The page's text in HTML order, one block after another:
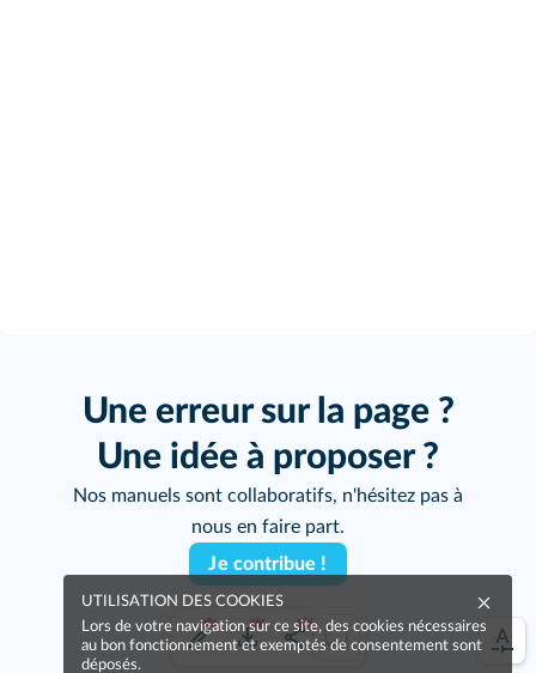
Une erreur sur la page ?
Une idée à proposer ?
Nos manuels sont collaboratifs, n'hésitez pas à
nous en faire part.
Je contribue !
UTILISATION DES COOKIES
Lors de votre navigation sur ce site, des cookies nécessaires
au bon fonctionnement et exemptés de consentement sont
déposés.